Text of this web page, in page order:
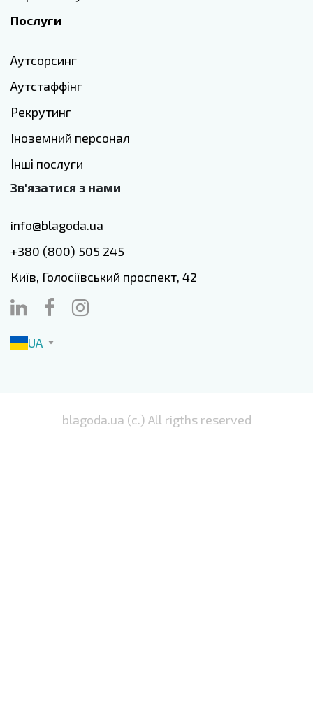
Послуги
Аутсорсинг
Аутстаффінг
Рекрутинг
Іноземний персонал
Інші послуги
Зв'язатися з нами
info@blagoda.ua
+380 (800) 505 245
Київ, Голосіївський проспект, 42
UA
blagoda.ua (c.) All rigths reserved